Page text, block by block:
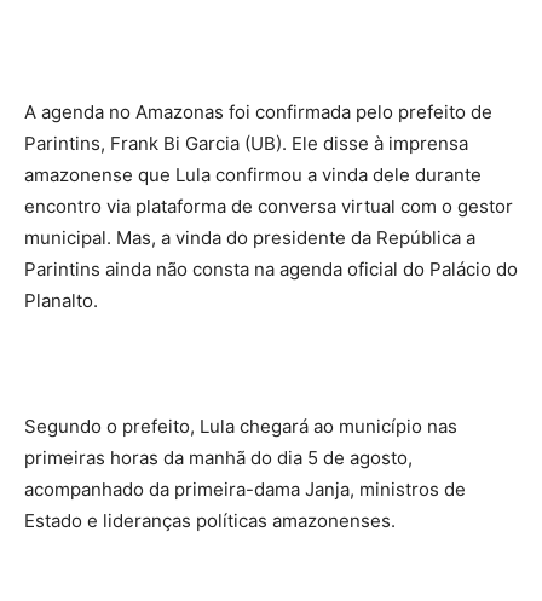
A agenda no Amazonas foi confirmada pelo prefeito de
Parintins, Frank Bi Garcia (UB). Ele disse à imprensa
amazonense que Lula confirmou a vinda dele durante
encontro via plataforma de conversa virtual com o gestor
municipal. Mas, a vinda do presidente da República a
Parintins ainda não consta na agenda oficial do Palácio do
Planalto.
Segundo o prefeito, Lula chegará ao município nas
primeiras horas da manhã do dia 5 de agosto,
acompanhado da primeira-dama Janja, ministros de
Estado e lideranças políticas amazonenses.